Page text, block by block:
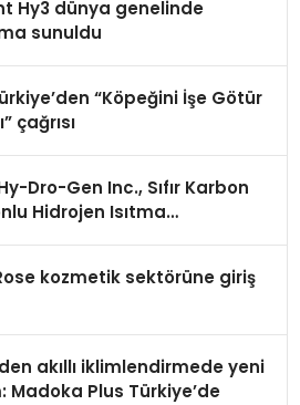
Hy3 dünya genelinde
sunuldu
“Köpeğini İşe Götür
çağrısı
Dro-Gen Inc., Sıfır Karbon
Hidrojen Isıtma
kozmetik sektörüne giriş
akıllı iklimlendirmede yeni
Madoka Plus Türkiye’de